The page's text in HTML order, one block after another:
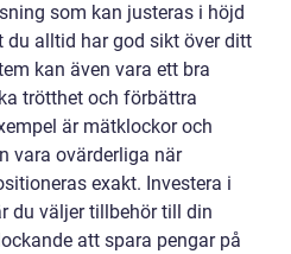
som kan justeras i höjd
du alltid har god sikt över ditt
kan även vara ett bra
trötthet och förbättra
är mätklockor och
vara ovärderliga när
exakt. Investera i
du väljer tillbehör till din
att spara pengar på